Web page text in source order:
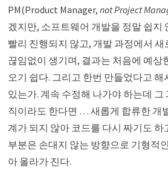
PM(Product Manager,not Project
겠지만, 소프트웨어 개발을 정말 쉽지
빨리 진행되지 않고, 개발 과정에서
끊임없이 생기며, 결과는 처음에 예상
오기 쉽다. 그리고 한번 만들었다고 해
있는가. 계속 수정해 나가야 하는데 그
직이라도 한다면 … 새롭게 합류한 개
계가 되지 않아 코드를 다시 짜기도 하
부분은 손대지 않는 방향으로 기형적
아 올라가 진다.